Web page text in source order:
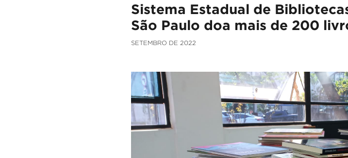
Sistema Estadual de
São Paulo doa mais de 200
SETEMBRO DE 2022